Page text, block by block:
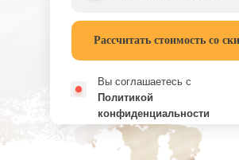
Рассчитать стоимость со
Вы соглашаетесь с
Политикой
конфиденциальности